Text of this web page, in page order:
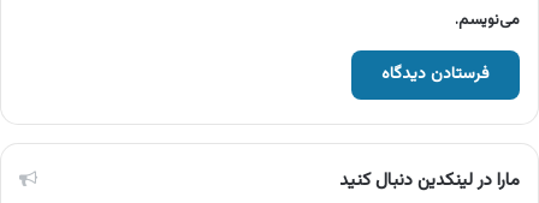
می‌نویسم.
مارا در لینکدین دنبال کنید